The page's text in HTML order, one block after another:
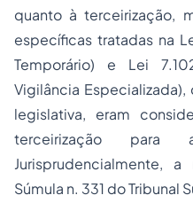
quanto à terceirização,
específicas tratadas na
Temporário) e Lei
Vigilância
legislativa, eram
terceirização para
Jurisprudencialmente,
Súmula n. 331 do Tribunal